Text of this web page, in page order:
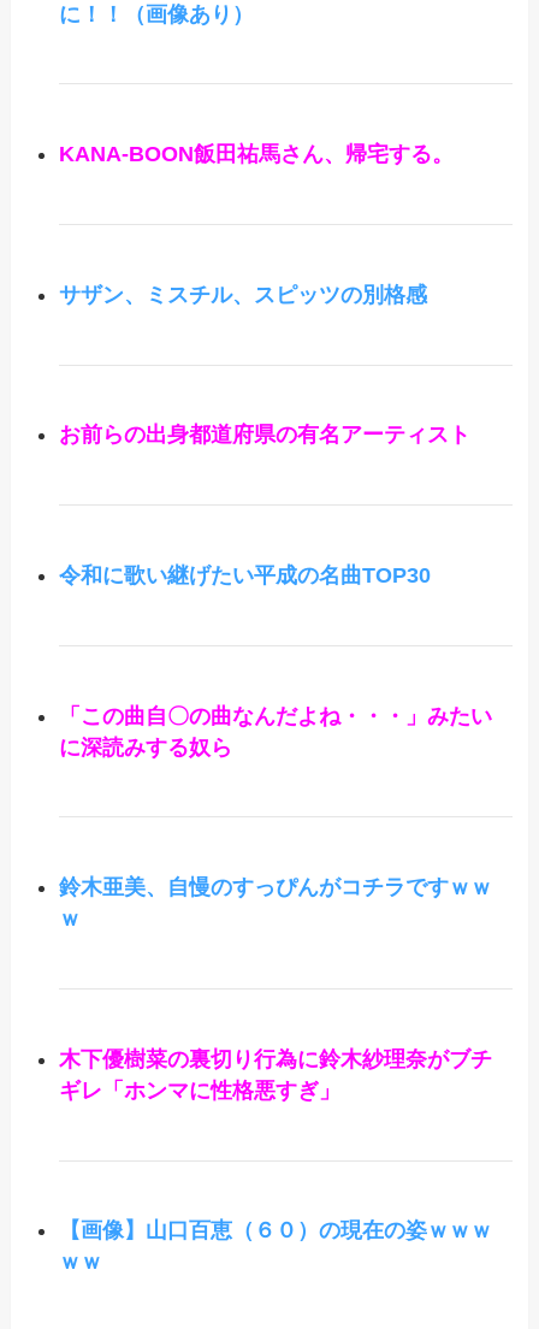
に！！（画像あり）
KANA-BOON飯田祐馬さん、帰宅する。
サザン、ミスチル、スピッツの別格感
お前らの出身都道府県の有名アーティスト
令和に歌い継げたい平成の名曲TOP30
「この曲自〇の曲なんだよね・・・」みたい
に深読みする奴ら
鈴木亜美、自慢のすっぴんがコチラですｗｗ
ｗ
木下優樹菜の裏切り行為に鈴木紗理奈がブチ
ギレ「ホンマに性格悪すぎ」
【画像】山口百恵（６０）の現在の姿ｗｗｗ
ｗｗ